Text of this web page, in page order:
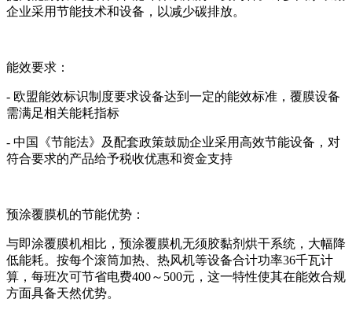
企业采用节能技术和设备，以减少碳排放。
能效要求：
- 欧盟能效标识制度要求设备达到一定的能效标准，覆膜设备
需满足相关能耗指标
- 中国《节能法》及配套政策鼓励企业采用高效节能设备，对
符合要求的产品给予税收优惠和资金支持
预涂覆膜机的节能优势：
与即涂覆膜机相比，预涂覆膜机无须胶黏剂烘干系统，大幅降
低能耗。按每个滚筒加热、热风机等设备合计功率36千瓦计
算，每班次可节省电费400～500元，这一特性使其在能效合规
方面具备天然优势。